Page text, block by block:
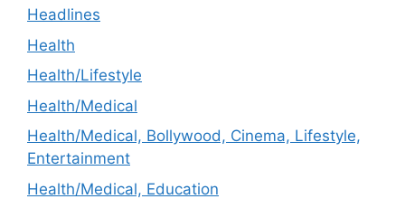
Headlines
Health
Health/Lifestyle
Health/Medical
Health/Medical, Bollywood, Cinema, Lifestyle,
Entertainment
Health/Medical, Education